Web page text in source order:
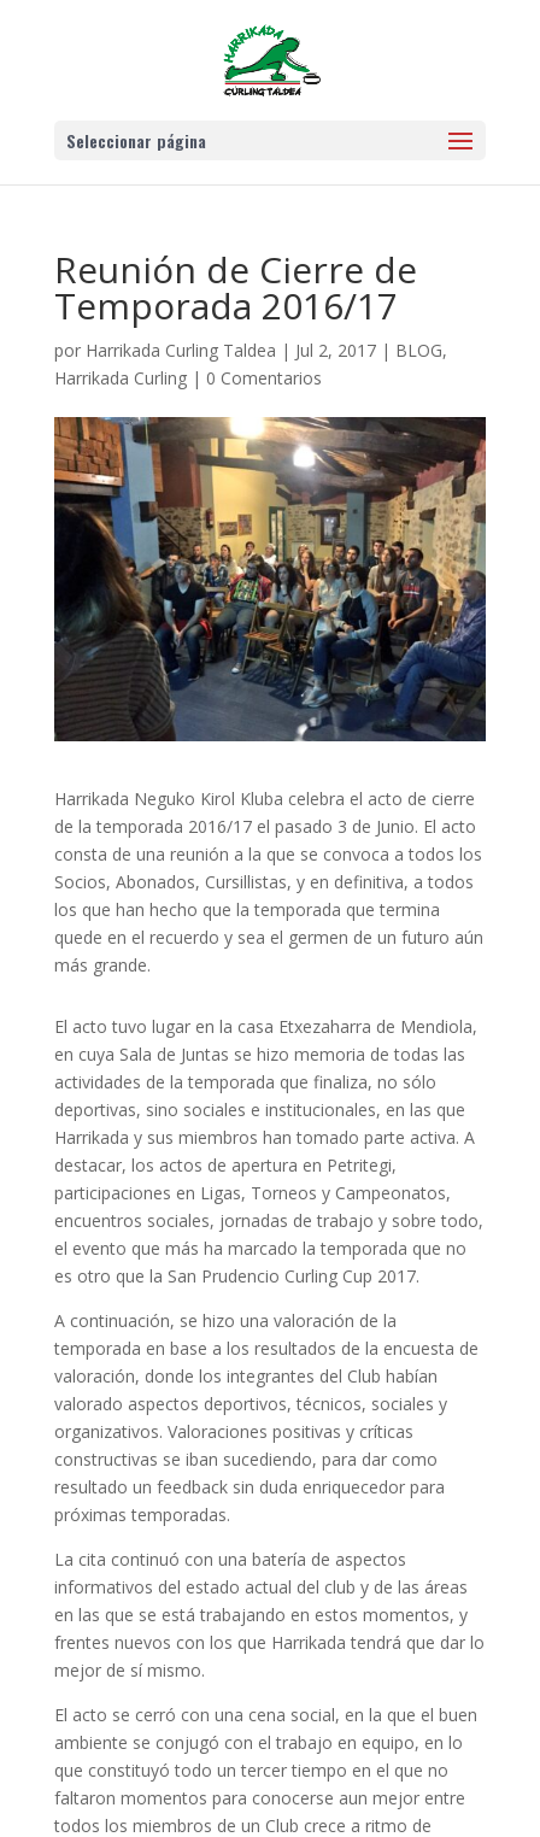
Seleccionar página
Reunión de Cierre de
Temporada 2016/17
por Harrikada Curling Taldea | Jul 2, 2017| BLOG,
Harrikada Curling| 0 Comentarios
Harrikada Neguko Kirol Kluba celebra el acto de cierre
de la temporada 2016/17 el pasado 3 de Junio. El acto
consta de una reunión a la que se convoca a todos los
Socios, Abonados, Cursillistas, y en definitiva, a todos
los que han hecho que la temporada que termina
quede en el recuerdo y sea el germen de un futuro aún
más grande.
El acto tuvo lugar en la casa Etxezaharra de Mendiola,
en cuya Sala de Juntas se hizo memoria de todas las
actividades de la temporada que finaliza, no sólo
deportivas, sino sociales e institucionales, en las que
Harrikada y sus miembros han tomado parte activa. A
destacar, los actos de apertura en Petritegi,
participaciones en Ligas, Torneos y Campeonatos,
encuentros sociales, jornadas de trabajo y sobre todo,
el evento que más ha marcado la temporada que no
es otro que la San Prudencio Curling Cup 2017.
A continuación, se hizo una valoración de la
temporada en base a los resultados de la encuesta de
valoración, donde los integrantes del Club habían
valorado aspectos deportivos, técnicos, sociales y
organizativos. Valoraciones positivas y críticas
constructivas se iban sucediendo, para dar como
resultado un feedback sin duda enriquecedor para
próximas temporadas.
La cita continuó con una batería de aspectos
informativos del estado actual del club y de las áreas
en las que se está trabajando en estos momentos, y
frentes nuevos con los que Harrikada tendrá que dar lo
mejor de sí mismo.
El acto se cerró con una cena social, en la que el buen
ambiente se conjugó con el trabajo en equipo, en lo
que constituyó todo un tercer tiempo en el que no
faltaron momentos para conocerse aun mejor entre
todos los miembros de un Club crece a ritmo de